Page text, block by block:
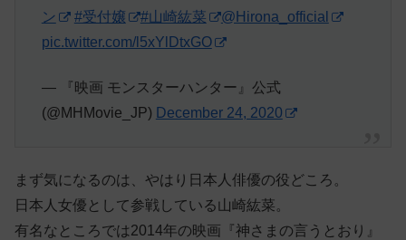
ン
#受付嬢 #山崎紘菜
@Hirona_official
pic.twitter.com/l5xYlDtxGO
— 『映画 モンスターハンター』公式
(@MHMovie_JP) December 24, 2020
まず気になるのは、やはり日本人俳優の役どころ。
日本人女優として参戦している山崎紘菜。
有名なところでは2014年の映画『神さまの言うとおり』